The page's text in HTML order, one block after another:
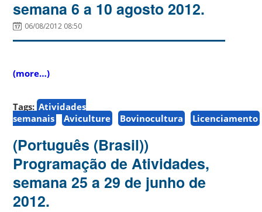
semana 6 a 10 agosto 2012.
06/08/2012 08:50
(more…)
Tags: Atividades
semanais
Aviculture Bovinocultura Licenciamento
(Português (Brasil))
Programação de Atividades,
semana 25 a 29 de junho de
2012.